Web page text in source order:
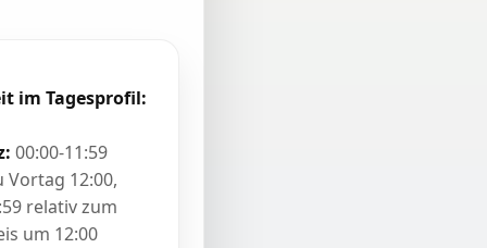
im Tagesprofil:
00:00-11:59
Vortag 12:00,
relativ zum
um 12:00